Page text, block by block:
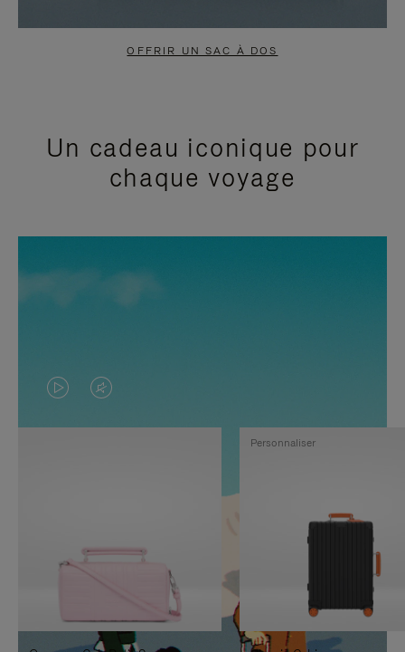
OFFRIR UN SAC À DOS
Un cadeau iconique pour
chaque voyage
LA
VIDÉO
PAUSE,
APPUYEZ
SUR
LE
SON
DÉSACTIVÉ.
VEUILLEZ
Personnaliser